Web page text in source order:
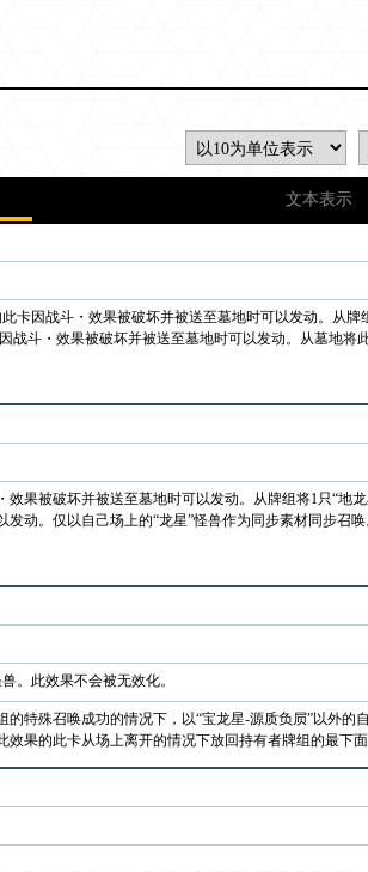
文本表示
因战斗・效果被破坏并被送至墓地时可以发动。从牌
斗・效果被破坏并被送至墓地时可以发动。从墓地将
果被破坏并被送至墓地时可以发动。从牌组将1只“地
动。仅以自己场上的“龙星”怪兽作为同步素材同步召
。此效果不会被无效化。
特殊召唤成功的情况下，以“宝龙星-源质负屃”以外的
果的此卡从场上离开的情况下放回持有者牌组的最下面